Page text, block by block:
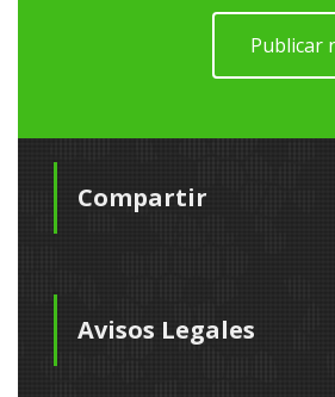
Publicar
Compartir
Avisos Legales